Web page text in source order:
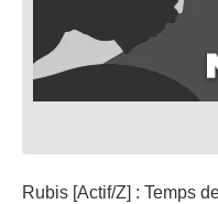
Rubis [Actif/Z] : Temps